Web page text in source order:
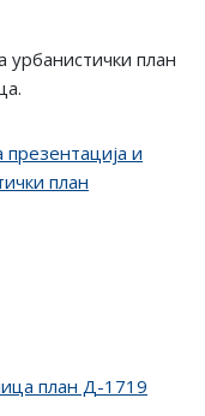
урбанистички план
и
план
план Д-1719